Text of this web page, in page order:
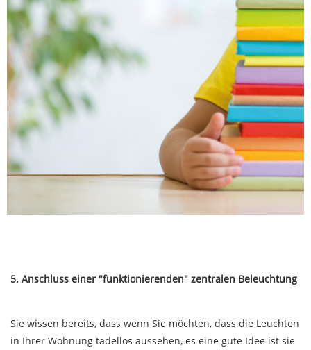
5. Anschluss einer "funktionierenden" zentralen Beleuchtung
Sie wissen bereits, dass wenn Sie möchten, dass die Leuchten
in Ihrer Wohnung tadellos aussehen, es eine gute Idee ist sie